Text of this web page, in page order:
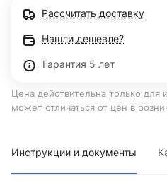
Рассчитать доставку
Нашли дешевле?
Гарантия 5 лет
Цена действительна только для
может отличаться от цен в
Инструкции и документы